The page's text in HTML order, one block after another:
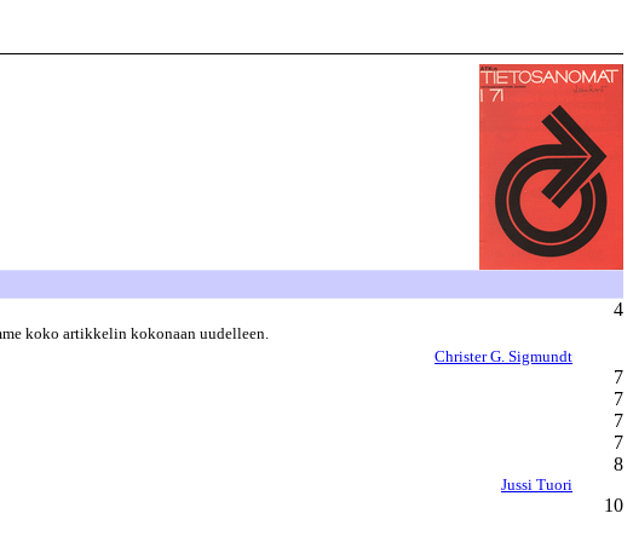
4
koko artikkelin kokonaan uudelleen.
Christer G. Sigmundt
7
7
7
7
8
Jussi Tuori
10